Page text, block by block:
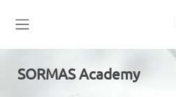
SORMAS Academy